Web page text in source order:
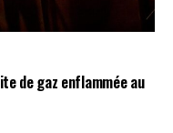
de gaz enflammée au